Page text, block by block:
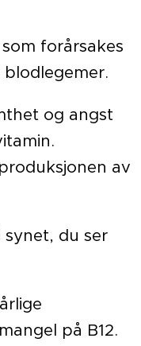
forårsakes
og angst
av
synet, du ser
på B12.